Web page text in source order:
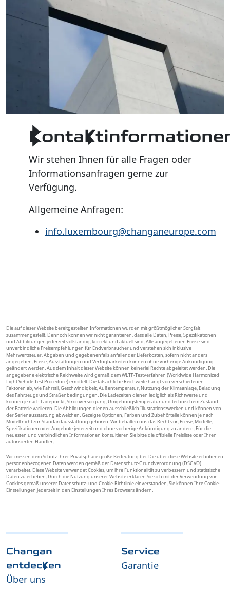
Wir stehen Ihnen für alle Fragen oder
Informationsanfragen gerne zur
Verfügung.
Allgemeine Anfragen:
info.luxembourg@changaneurope.com
Die auf dieser Website bereitgestellten Informationen wurden mit größtmöglicher Sorgfalt
zusammengestellt. Dennoch können wir nicht garantieren, dass alle Daten, Preise, Spezifikationen
und Abbildungen jederzeit vollständig, korrekt und aktuell sind. Alle angegebenen Preise sind
unverbindliche Preisempfehlungen für Endverbraucher und verstehen sich inklusive
Mehrwertsteuer, Abgaben und gegebenenfalls anfallender Lieferkosten, sofern nicht anders
angegeben. Preise, Ausstattungen und Verfügbarkeiten können ohne vorherige Ankündigung
geändert werden. Aus dem Inhalt dieser Website können keinerlei Rechte abgeleitet werden. Die
angegebene elektrische Reichweite wird gemäß dem WLTP-Testverfahren (Worldwide Harmonized
Light Vehicle Test Procedure) ermittelt. Die tatsächliche Reichweite hängt von verschiedenen
Faktoren ab, wie Fahrstil, Geschwindigkeit, Außentemperatur, Nutzung der Klimaanlage, Beladung
des Fahrzeugs und Straßenbedingungen. Die Ladezeiten dienen lediglich als Richtwerte und
können je nach Ladepunkt, Stromversorgung, Umgebungstemperatur und technischem Zustand
der Batterie variieren. Die Abbildungen dienen ausschließlich Illustrationszwecken und können von
der Serienausstattung abweichen. Gezeigte Optionen, Farben und Zubehörteile können je nach
Modell nicht zur Standardausstattung gehören. Wir behalten uns das Recht vor, Preise, Modelle,
Spezifikationen oder Angebote jederzeit und ohne vorherige Ankündigung zu ändern. Für die
neuesten und verbindlichen Informationen konsultieren Sie bitte die offizielle Preisliste oder Ihren
autorisierten Händler.
Wir messen dem Schutz Ihrer Privatsphäre große Bedeutung bei. Die über diese Website erhobenen
personenbezogenen Daten werden gemäß der Datenschutz-Grundverordnung (DSGVO)
verarbeitet. Diese Website verwendet Cookies, um ihre Funktionalität zu verbessern und statistische
Daten zu erheben. Durch die Nutzung unserer Website erklären Sie sich mit der Verwendung von
Cookies gemäß unserer Datenschutz- und Cookie-Richtlinie einverstanden. Sie können Ihre Cookie-
Einstellungen jederzeit in den Einstellungen Ihres Browsers ändern.
Changan
entdecken
Über uns
Service
Garantie